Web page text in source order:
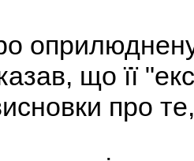
що її
про